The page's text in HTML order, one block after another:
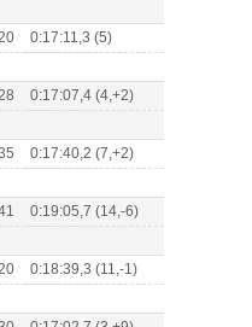
0:17:11,3 (5)
0:17:07,4 (4,+2)
0:17:40,2 (7,+2)
0:19:05,7 (14,-6)
0:18:39,3 (11,-1)